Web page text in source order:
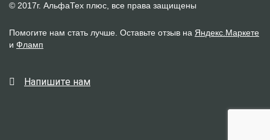
© 2017г. АльфаТех плюс, все права защищены
Помогите нам стать лучше. Оставьте отзыв на Яндекс.Маркете
и Фламп
Напишите нам